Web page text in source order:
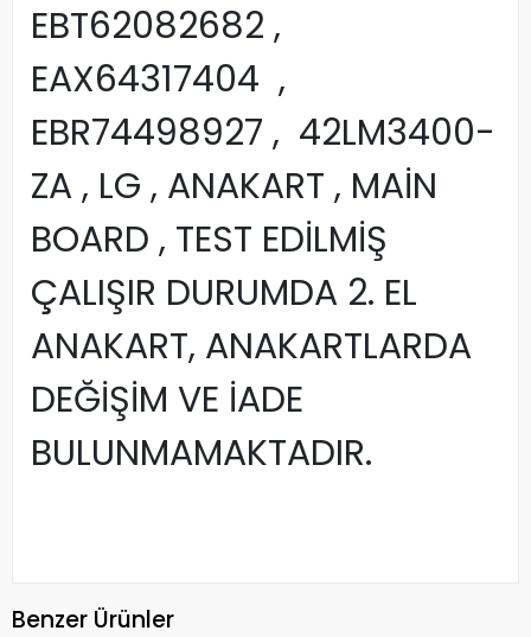
EBT62082682 ,
EAX64317404 ,
EBR74498927 , 42LM3400-
ZA , LG , ANAKART , MAİN
BOARD , TEST EDİLMİŞ
ÇALIŞIR DURUMDA 2. EL
ANAKART, ANAKARTLARDA
DEĞİŞİM VE İADE
BULUNMAMAKTADIR.
Benzer Ürünler